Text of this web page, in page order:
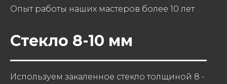
Опыт работы наших мастеров более 10 лет
Стекло 8-10 мм
Используем закаленное стекло толщиной 8 -